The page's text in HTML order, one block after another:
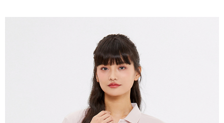
每筆NT$130，滿NT$1,000(含以上)免運費